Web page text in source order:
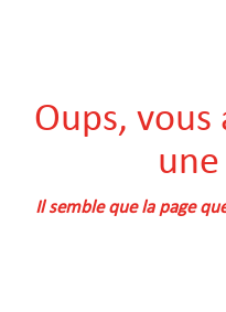
Oups,
Il semble que la page